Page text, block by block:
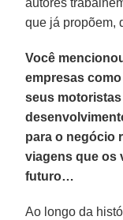
que já propõem,
Você
empresas
seus
para o negócio
viagens que os
futuro…
Ao longo da